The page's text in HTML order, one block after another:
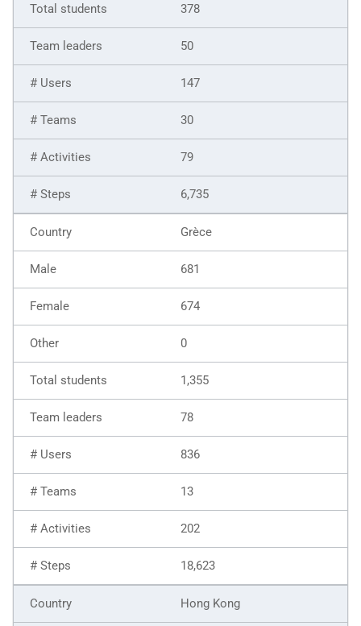
378
50
147
30
79
6,735
Grèce
681
674
0
1,355
78
836
13
202
18,623
Hong Kong